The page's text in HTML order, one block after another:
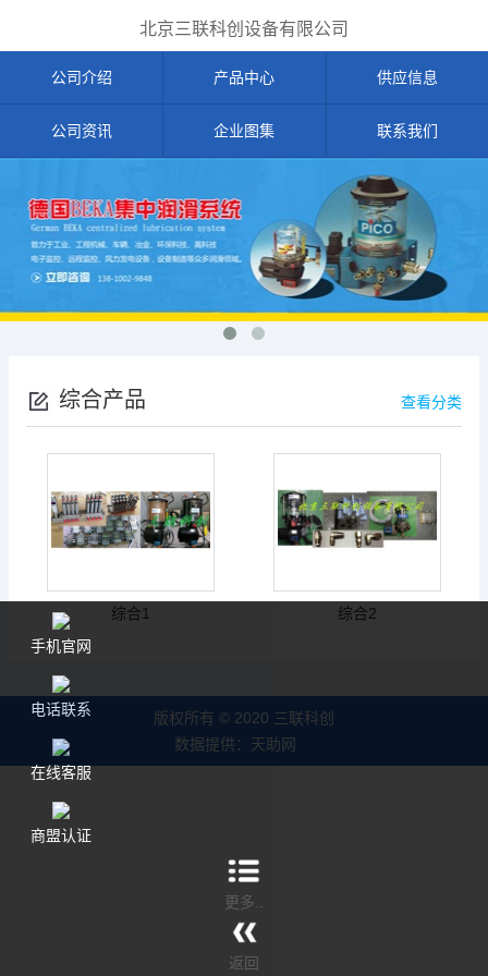
北京三联科创设备有限公司
公司介绍 产品中心 供应信息
公司资讯 企业图集 联系我们
综合产品 查看分类
综合1 综合2
版权所有 © 2020 三联科创
数据提供： 天助网
手机官网
电话联系
在线客服
商盟认证
更多..
返回